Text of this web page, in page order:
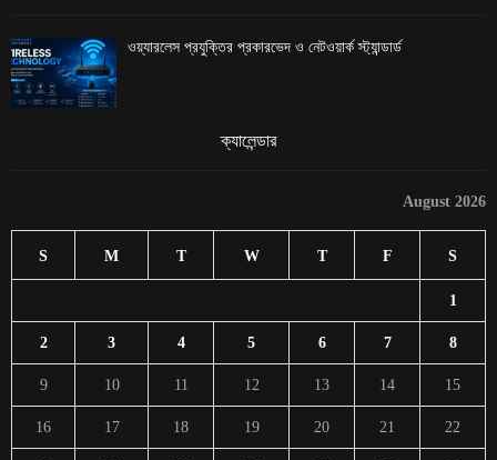
ওয়্যারলেস প্রযুক্তির প্রকারভেদ ও নেটওয়ার্ক স্ট্যান্ডার্ড
ক্যালেন্ডার
August 2026
S M T W T F S
1
2 3 4 5 6 7 8
9 10 11 12 13 14 15
16 17 18 19 20 21 22